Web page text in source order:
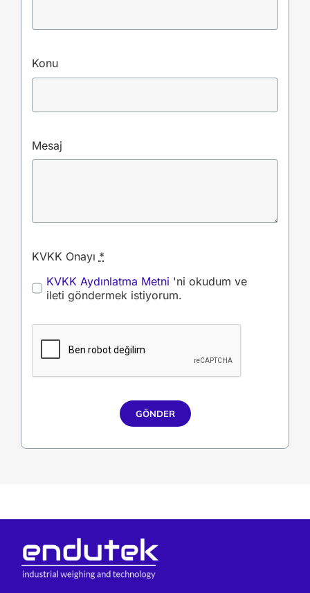
Konu
Mesaj
KVKK Onayı *
KVKK Aydınlatma Metni 'ni okudum ve
ileti göndermek istiyorum.
GÖNDER